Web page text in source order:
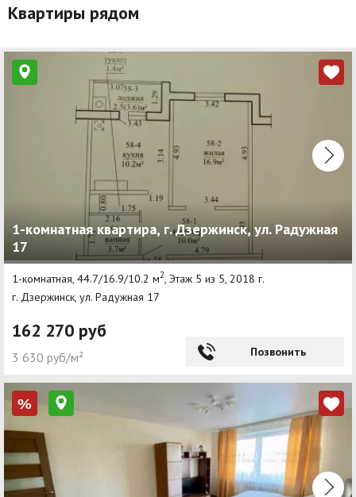
Квартиры рядом
1-комнатная квартира, г. Дзержинск, ул. Радужная
17
1-комнатная, 44.7/16.9/10.2 м2 , Этаж 5 из 5, 2018 г.
г. Дзержинск, ул. Радужная 17
162 270 руб
3 630 руб/м² Позвонить
%